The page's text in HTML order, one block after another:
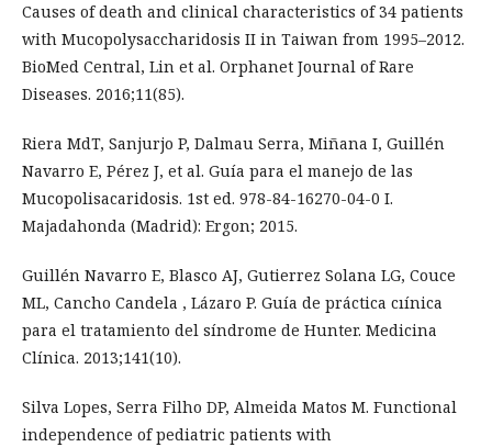
Causes of death and clinical characteristics of 34 patients
with Mucopolysaccharidosis II in Taiwan from 1995–2012.
BioMed Central, Lin et al. Orphanet Journal of Rare
Diseases. 2016;11(85).
Riera MdT, Sanjurjo P, Dalmau Serra, Miñana I, Guillén
Navarro E, Pérez J, et al. Guía para el manejo de las
Mucopolisacaridosis. 1st ed. 978-84-16270-04-0 I.
Majadahonda (Madrid): Ergon; 2015.
Guillén Navarro E, Blasco AJ, Gutierrez Solana LG, Couce
ML, Cancho Candela , Lázaro P. Guía de práctica cıínica
para el tratamiento del síndrome de Hunter. Medicina
Clínica. 2013;141(10).
Silva Lopes, Serra Filho DP, Almeida Matos M. Functional
independence of pediatric patients with